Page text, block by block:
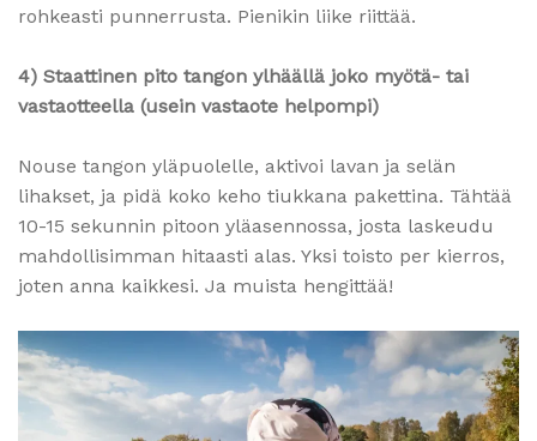
rohkeasti punnerrusta. Pienikin liike riittää.
4) Staattinen pito tangon ylhäällä joko myötä- tai
vastaotteella (usein vastaote helpompi)
Nouse tangon yläpuolelle, aktivoi lavan ja selän
lihakset, ja pidä koko keho tiukkana pakettina. Tähtää
10-15 sekunnin pitoon yläasennossa, josta laskeudu
mahdollisimman hitaasti alas. Yksi toisto per kierros,
joten anna kaikkesi. Ja muista hengittää!